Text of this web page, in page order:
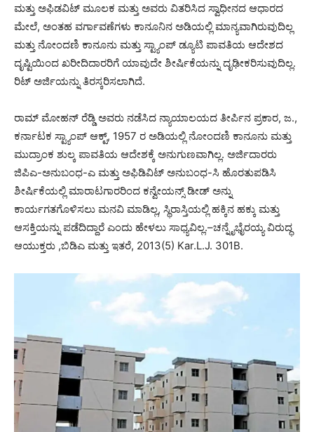
ಮತ್ತು ಅಫಿಡವಿಟ್ ಮೂಲಕ ಮತ್ತು ಅವರು ವಿತರಿಸಿದ ಸ್ವಾಧೀನದ ಆಧಾರದ
ಮೇಲೆ, ಅಂತಹ ವರ್ಗಾವಣೆಗಳು ಕಾನೂನಿನ ಅಡಿಯಲ್ಲಿ ಮಾನ್ಯವಾಗಿರುವುದಿಲ್ಲ
ಮತ್ತು ನೋಂದಣಿ ಕಾನೂನು ಮತ್ತು ಸ್ಟ್ಯಾಂಪ್ ಡ್ಯೂಟಿ ಪಾವತಿಯ ಆದೇಶದ
ದೃಷ್ಟಿಯಿಂದ ಖರೀದಿದಾರರಿಗೆ ಯಾವುದೇ ಶೀರ್ಷಿಕೆಯನ್ನು ದೃಢೀಕರಿಸುವುದಿಲ್ಲ.
ರಿಟ್ ಅರ್ಜಿಯನ್ನು ತಿರಸ್ಕರಿಸಲಾಗಿದೆ.
ರಾಮ್ ಮೋಹನ್ ರೆಡ್ಡಿ ಅವರು ನಡೆಸಿದ ನ್ಯಾಯಾಲಯದ ತೀರ್ಪಿನ ಪ್ರಕಾರ, ಜ.,
ಕರ್ನಾಟಕ ಸ್ಟ್ಯಾಂಪ್ ಆಕ್ಟ್, 1957 ರ ಅಡಿಯಲ್ಲಿ ನೋಂದಣಿ ಕಾನೂನು ಮತ್ತು
ಮುದ್ರಾಂಕ ಶುಲ್ಕ ಪಾವತಿಯ ಆದೇಶಕ್ಕೆ ಅನುಗುಣವಾಗಿಲ್ಲ. ಅರ್ಜಿದಾರರು
ಜಿಪಿಎ-ಅನುಬಂಧ-ಎ ಮತ್ತು ಅಫಿಡಿವಿಟ್ ಅನುಬಂಧ-ಸಿ ಹೊರತುಪಡಿಸಿ
ಶೀರ್ಷಿಕೆಯಲ್ಲಿ ಮಾರಾಟಗಾರರಿಂದ ಕನ್ವೇಯನ್ಸ್ ಡೀಡ್ ಅನ್ನು
ಕಾರ್ಯಗತಗೊಳಿಸಲು ಮನವಿ ಮಾಡಿಲ್ಲ, ಸ್ಥಿರಾಸ್ತಿಯಲ್ಲಿ ಹಕ್ಕಿನ ಹಕ್ಕು ಮತ್ತು
ಆಸಕ್ತಿಯನ್ನು ಪಡೆದಿದ್ದಾರೆ ಎಂದು ಹೇಳಲು ಸಾಧ್ಯವಿಲ್ಲ.–ಚನ್ನೈಭೈರಯ್ಯ ವಿರುದ್ಧ
ಆಯುಕ್ತರು ,ಬಿಡಿಎ ಮತ್ತು ಇತರೆ, 2013(5) Kar.L.J. 301B.